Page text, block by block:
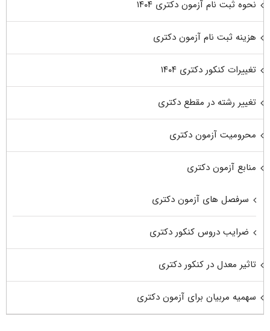
نحوه ثبت نام آزمون دکتری ۱۴۰۴
هزینه ثبت نام آزمون دکتری
تغییرات کنکور دکتری ۱۴۰۴
تغییر رشته در مقطع دکتری
محرومیت آزمون دکتری
منابع آزمون دکتری
سرفصل های آزمون دکتری
ضرایب دروس کنکور دکتری
تاثیر معدل در کنکور دکتری
سهمیه مربیان برای آزمون دکتری